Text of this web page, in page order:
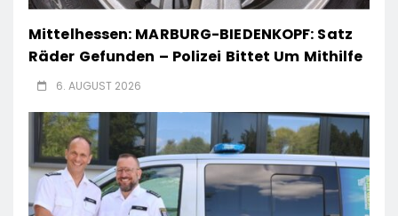
Mittelhessen: MARBURG-BIEDENKOPF: Satz
Räder Gefunden – Polizei Bittet Um Mithilfe
6. AUGUST 2026